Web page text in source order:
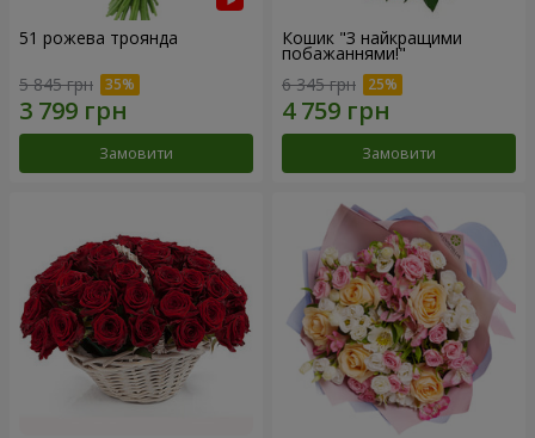
51 рожева троянда
5 845 грн
Замовити
Кошик "З найкращими
побажаннями!"
6 345 грн
Замовити